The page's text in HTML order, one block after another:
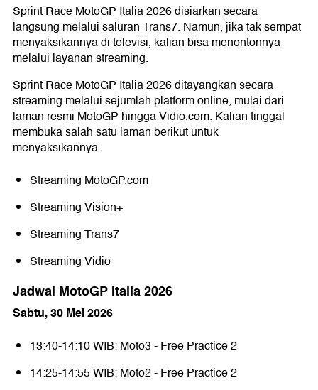
Sprint Race MotoGP Italia 2026 disiarkan secara
langsung melalui saluran Trans7. Namun, jika tak sempat
menyaksikannya di televisi, kalian bisa menontonnya
melalui layanan streaming.
Sprint Race MotoGP Italia 2026 ditayangkan secara
streaming melalui sejumlah platform online, mulai dari
laman resmi MotoGP hingga Vidio.com. Kalian tinggal
membuka salah satu laman berikut untuk
menyaksikannya.
Streaming MotoGP.com
Streaming Vision+
Streaming Trans7
Streaming Vidio
Jadwal MotoGP Italia 2026
Sabtu, 30 Mei 2026
13:40-14:10 WIB: Moto3 - Free Practice 2
14:25-14:55 WIB: Moto2 - Free Practice 2